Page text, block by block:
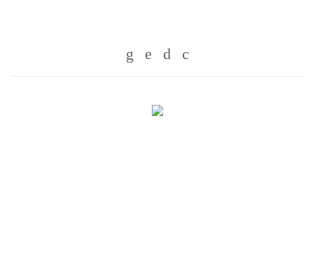
Whatsapp
TwitterFacebook